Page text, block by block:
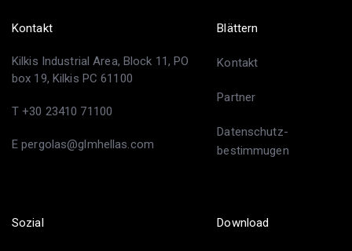
Kontakt
Kilkis Industrial Area, Block 11, PO
box 19, Kilkis PC 61100
T +30 23410 71100
E pergolas@glmhellas.com
Blättern
Kontakt
Partner
Datenschutz-
bestimmugen
Sozial Download